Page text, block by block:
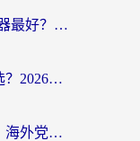
国外打使命召唤OL用什么加速器最好？海外玩家国服畅玩全攻略（附小众游戏加速技巧）
加拿大打地铁跑酷加速器怎么选？2026海外玩家实测指南（附王国纪元保卫萝卜3加速技巧）
玩率土之滨用苹果几手机最好？海外党必看的国服游戏加速+设备选择指南